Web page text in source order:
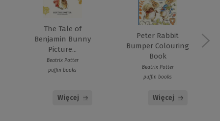
The Tale of
Benjamin Bunny
Picture...
Beatrix Potter
puffin books
Więcej
Peter Rabbit
Bumper Colouring
Book
Beatrix Potter
puffin books
Więcej